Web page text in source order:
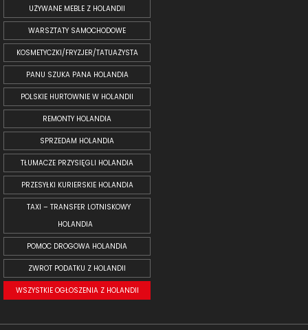
UŻYWANE MEBLE Z HOLANDII
WARSZTATY SAMOCHODOWE
KOSMETYCZKI/FRYZJER/TATUAŻYSTA
PANU SZUKA PANA HOLANDIA
POLSKIE HURTOWNIE W HOLANDII
REMONTY HOLANDIA
SPRZEDAM HOLANDIA
TŁUMACZE PRZYSIĘGLI HOLANDIA
PRZESYŁKI KURIERSKIE HOLANDIA
TAXI – TRANSFER LOTNISKOWY
HOLANDIA
POMOC DROGOWA HOLANDIA
ZWROT PODATKU Z HOLANDII
WSZYSTKIE OGŁOSZENIA Z HOLANDII